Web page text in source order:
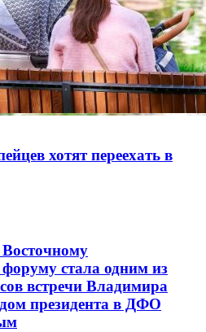
хотят переехать в
стала одним из
встречи Владимира
президента в ДФО